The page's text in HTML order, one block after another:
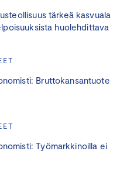
tärkeä kasvuala
huolehdittava
Bruttokansantuote
Työmarkkinoilla ei